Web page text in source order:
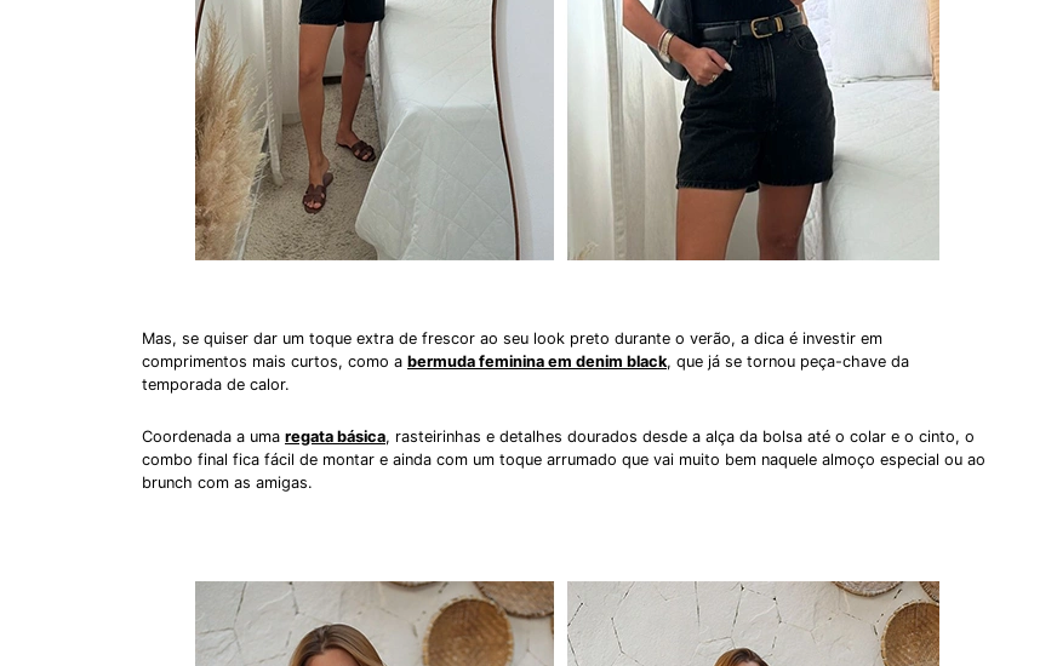
Mas, se quiser dar um toque extra de frescor ao seu look preto durante o verão, a dica é investir em
comprimentos mais curtos, como a bermuda feminina em denim black, que já se tornou peça-chave da
temporada de calor.
Coordenada a uma regata básica, rasteirinhas e detalhes dourados desde a alça da bolsa até o colar e o cinto, o
combo final fica fácil de montar e ainda com um toque arrumado que vai muito bem naquele almoço especial ou ao
brunch com as amigas.